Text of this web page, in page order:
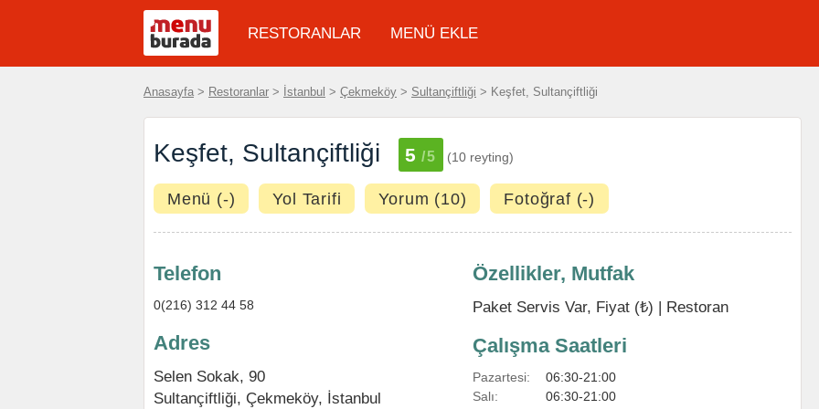
RESTORANLAR MENÜ EKLE
Anasayfa > Restoranlar > İstanbul > Çekmeköy > Sultançiftliği > Keşfet, Sultançiftliği
Keşfet, Sultançiftliği 5 /5 (10 reyting)
Menü (-) Yol Tarifi Yorum (10) Fotoğraf (-)
Telefon
0(216) 312 44 58
Adres
Selen Sokak, 90
Sultançiftliği, Çekmeköy, İstanbul
Özellikler, Mutfak
Paket Servis Var, Fiyat (₺) | Restoran
Çalışma Saatleri
Pazartesi:
06:30-21:00
Salı:
06:30-21:00